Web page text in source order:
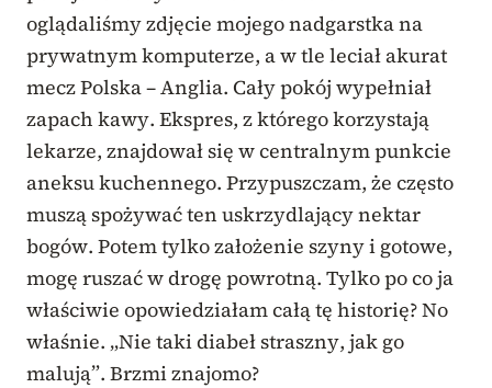
oglądaliśmy zdjęcie mojego nadgarstka na
prywatnym komputerze, a w tle leciał akurat
mecz Polska – Anglia. Cały pokój wypełniał
zapach kawy. Ekspres, z którego korzystają
lekarze, znajdował się w centralnym punkcie
aneksu kuchennego. Przypuszczam, że często
muszą spożywać ten uskrzydlający nektar
bogów. Potem tylko założenie szyny i gotowe,
mogę ruszać w drogę powrotną. Tylko po co ja
właściwie opowiedziałam całą tę historię? No
właśnie. „Nie taki diabeł straszny, jak go
malują”. Brzmi znajomo?